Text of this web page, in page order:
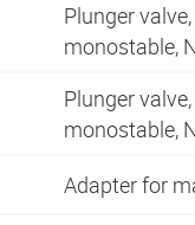
Plunger
monostable,
Plunger
monostable,
Adapter for